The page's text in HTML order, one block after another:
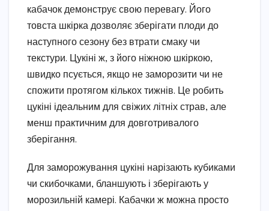
кабачок демонструє свою перевагу. Його
товста шкірка дозволяє зберігати плоди до
наступного сезону без втрати смаку чи
текстури. Цукіні ж, з його ніжною шкіркою,
швидко псується, якщо не заморозити чи не
спожити протягом кількох тижнів. Це робить
цукіні ідеальним для свіжих літніх страв, але
менш практичним для довготривалого
зберігання.
Для заморожування цукіні нарізають кубиками
чи скибочками, бланшують і зберігають у
морозильній камері. Кабачки ж можна просто